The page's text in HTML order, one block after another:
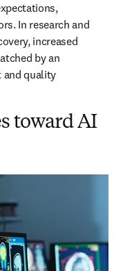
In research and
increased
by an
and quality
toward AI